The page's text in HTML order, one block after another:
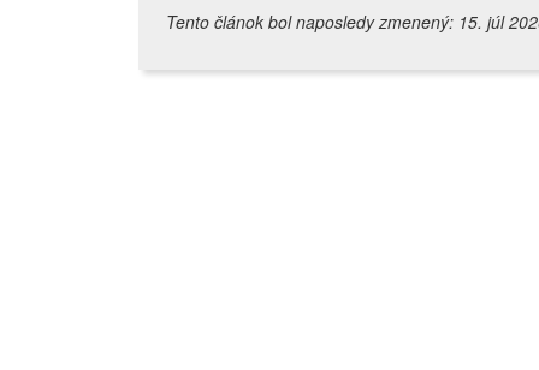
Tento článok bol naposledy zmenený: 15. júl